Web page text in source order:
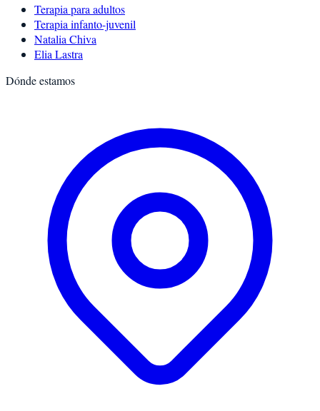
Terapia para adultos
Terapia infanto-juvenil
Natalia Chiva
Elia Lastra
Dónde estamos